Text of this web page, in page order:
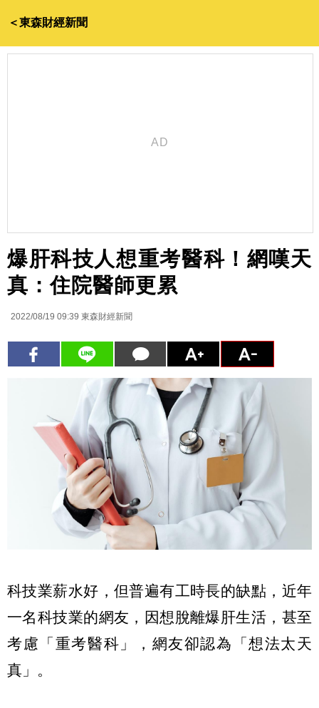
＜東森財經新聞
爆肝科技人想重考醫科！網嘆天
真：住院醫師更累
2022/08/19 09:39 東森財經新聞
科技業薪水好，但普遍有工時長的缺點，近年
一名科技業的網友，因想脫離爆肝生活，甚至
考慮「重考醫科」，網友卻認為「想法太天
真」。